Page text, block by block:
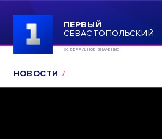
ПЕРВЫЙ
СЕВАСТОПОЛЬСКИЙ
ФЕДЕРАЛЬНОЕ ЗНАЧЕНИЕ
НОВОСТИ